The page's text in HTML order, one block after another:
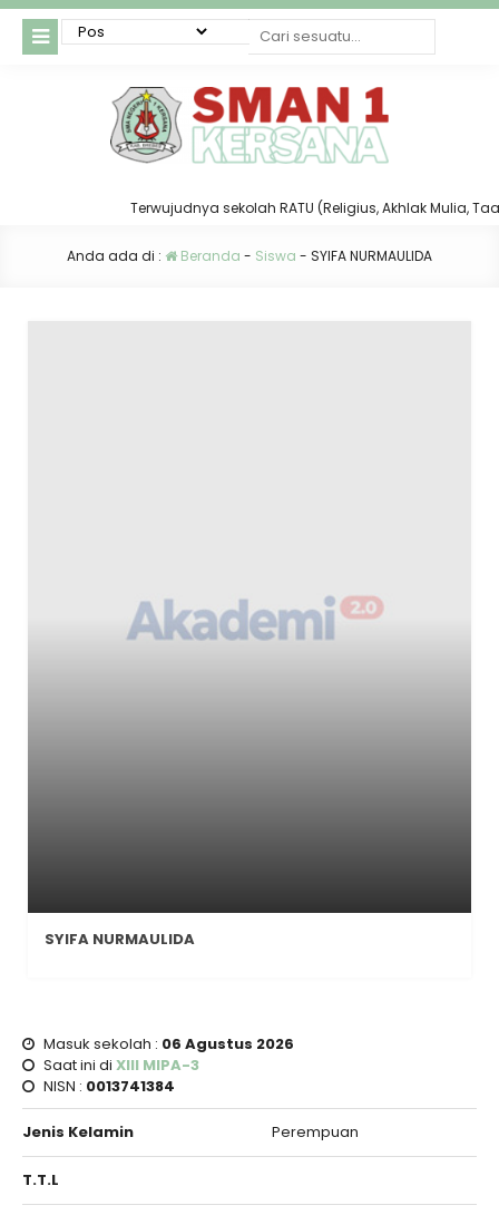
Terwujudnya sekolah RATU (Religius, Akhlak Mulia,
Anda ada di : Beranda - Siswa - SYIFA NURMAULIDA
SYIFA NURMAULIDA
Masuk sekolah : 06 Agustus 2026
Saat ini di XIII MIPA-3
NISN : 0013741384
Jenis Kelamin Perempuan
T.T.L